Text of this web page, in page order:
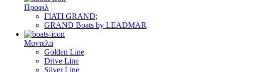
Προφιλ
ΓΙΑΤΙ GRAND;
GRAND Boats by LEADMAR
Μοντελα
Golden Line
Drive Line
Silver Line